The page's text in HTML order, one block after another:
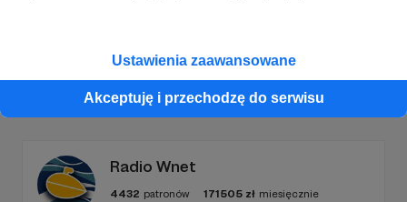
Ustawienia zaawansowane
Akceptuję i przechodzę do serwisu
Promowani autorzy
Radio Wnet
4432 patronów 171505 zł miesięcznie